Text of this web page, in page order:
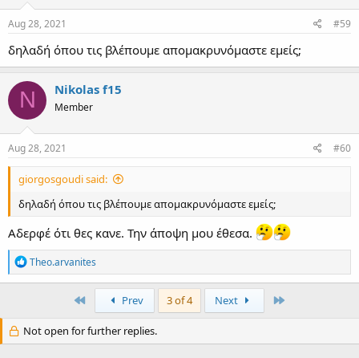
n
s
Aug 28, 2021 #59
δηλαδή όπου τις βλέπουμε απομακρυνόμαστε εμείς;
N Nikolas f15
Member
Aug 28, 2021 #60
giorgosgoudi said:
δηλαδή όπου τις βλέπουμε απομακρυνόμαστε εμείς;
Αδερφέ ότι θες κανε. Την άποψη μου έθεσα.
R
e
a
i
o
Theo.arvanites
Prev 3 of 4 Next
Not open for further replies.